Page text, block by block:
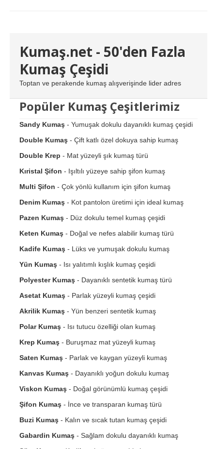
Kumaş.net - 50'den Fazla
Kumaş Çeşidi
Toptan ve perakende kumaş alışverişinde lider adres
Popüler Kumaş Çeşitlerimiz
Sandy Kumaş - Yumuşak dokulu dayanıklı kumaş çeşidi
Double Kumaş - Çift katlı özel dokuya sahip kumaş
Double Krep - Mat yüzeyli şık kumaş türü
Kıristal Şifon - Işıltılı yüzeye sahip şifon kumaş
Multi Şifon - Çok yönlü kullanım için şifon kumaş
Denim Kumaş - Kot pantolon üretimi için ideal kumaş
Pazen Kumaş - Düz dokulu temel kumaş çeşidi
Keten Kumaş - Doğal ve nefes alabilir kumaş türü
Kadife Kumaş - Lüks ve yumuşak dokulu kumaş
Yün Kumaş - Isı yalıtımlı kışlık kumaş çeşidi
Polyester Kumaş - Dayanıklı sentetik kumaş türü
Asetat Kumaş - Parlak yüzeyli kumaş çeşidi
Akrilik Kumaş - Yün benzeri sentetik kumaş
Polar Kumaş - Isı tutucu özelliği olan kumaş
Krep Kumaş - Buruşmaz mat yüzeyli kumaş
Saten Kumaş - Parlak ve kaygan yüzeyli kumaş
Kanvas Kumaş - Dayanıklı yoğun dokulu kumaş
Viskon Kumaş - Doğal görünümlü kumaş çeşidi
Şifon Kumaş - İnce ve transparan kumaş türü
Buzi Kumaş - Kalın ve sıcak tutan kumaş çeşidi
Gabardin Kumaş - Sağlam dokulu dayanıklı kumaş